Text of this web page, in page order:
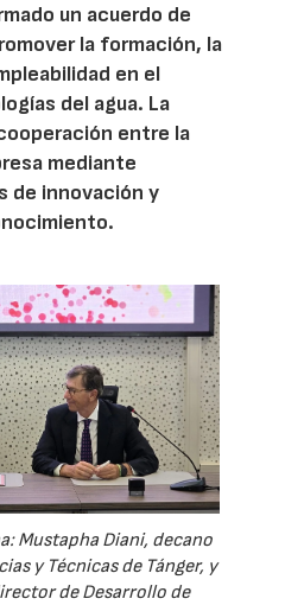
un acuerdo de
la formación, la
en el
del agua. La
entre la
mediante
de innovación y
Mustapha Diani, decano
y Técnicas de Tánger, y
de Desarrollo de